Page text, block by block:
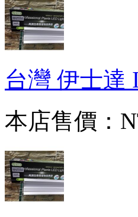
台灣 伊士達
本店售價：